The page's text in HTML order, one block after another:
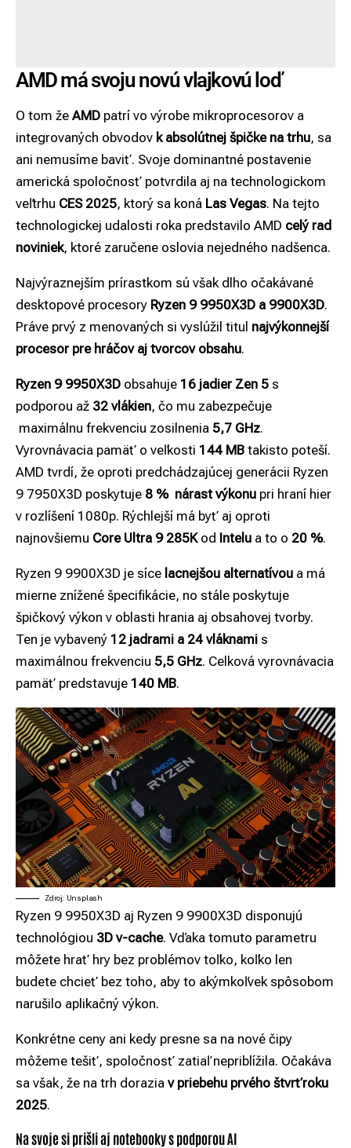
AMD má svoju novú vlajkovú loď
O tom že AMD patrí vo výrobe mikroprocesorov a
integrovaných obvodov k absolútnej špičke na trhu, sa
ani nemusíme baviť. Svoje dominantné postavenie
americká spoločnosť potvrdila aj na technologickom
veľtrhu CES 2025, ktorý sa koná Las Vegas. Na tejto
technologickej udalosti roka predstavilo AMD celý rad
noviniek, ktoré zaručene oslovia nejedného nadšenca.
Najvýraznejším prírastkom sú však dlho očakávané
desktopové procesory Ryzen 9 9950X3D a 9900X3D.
Práve prvý z menovaných si vyslúžil titul najvýkonnejší
procesor pre hráčov aj tvorcov obsahu.
Ryzen 9 9950X3D obsahuje 16 jadier Zen 5 s
podporou až 32 vlákien, čo mu zabezpečuje
maximálnu frekvenciu zosilnenia 5,7 GHz.
Vyrovnávacia pamäť o veľkosti 144 MB takisto poteší.
AMD tvrdí, že oproti predchádzajúcej generácii Ryzen
9 7950X3D poskytuje 8 % nárast výkonu pri hraní hier
v rozlíšení 1080p. Rýchlejší má byť aj oproti
najnovšiemu Core Ultra 9 285Kod Intelu a to o 20 %.
Ryzen 9 9900X3D je síce lacnejšou alternatívou a má
mierne znížené špecifikácie, no stále poskytuje
špičkový výkon v oblasti hrania aj obsahovej tvorby.
Ten je vybavený 12 jadrami a 24 vláknami s
maximálnou frekvenciu 5,5 GHz. Celková vyrovnávacia
pamäť predstavuje 140 MB.
Zdroj: Unsplash
Ryzen 9 9950X3D aj Ryzen 9 9900X3D disponujú
technológiou 3D v-cache. Vďaka tomuto parametru
môžete hrať hry bez problémov toľko, koľko len
budete chcieť bez toho, aby to akýmkoľvek spôsobom
narušilo aplikačný výkon.
Konkrétne ceny ani kedy presne sa na nové čipy
môžeme tešiť, spoločnosť zatiaľ nepriblížila. Očakáva
sa však, že na trh dorazia v priebehu prvého štvrťroku
2025.
Na svoje si prišli aj notebooky s podporou AI